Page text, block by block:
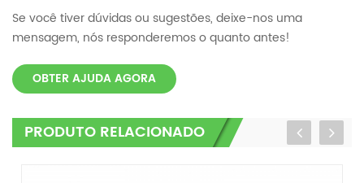
Se você tiver dúvidas ou sugestões, deixe-nos uma
mensagem, nós responderemos o quanto antes!
OBTER AJUDA AGORA
PRODUTO RELACIONADO